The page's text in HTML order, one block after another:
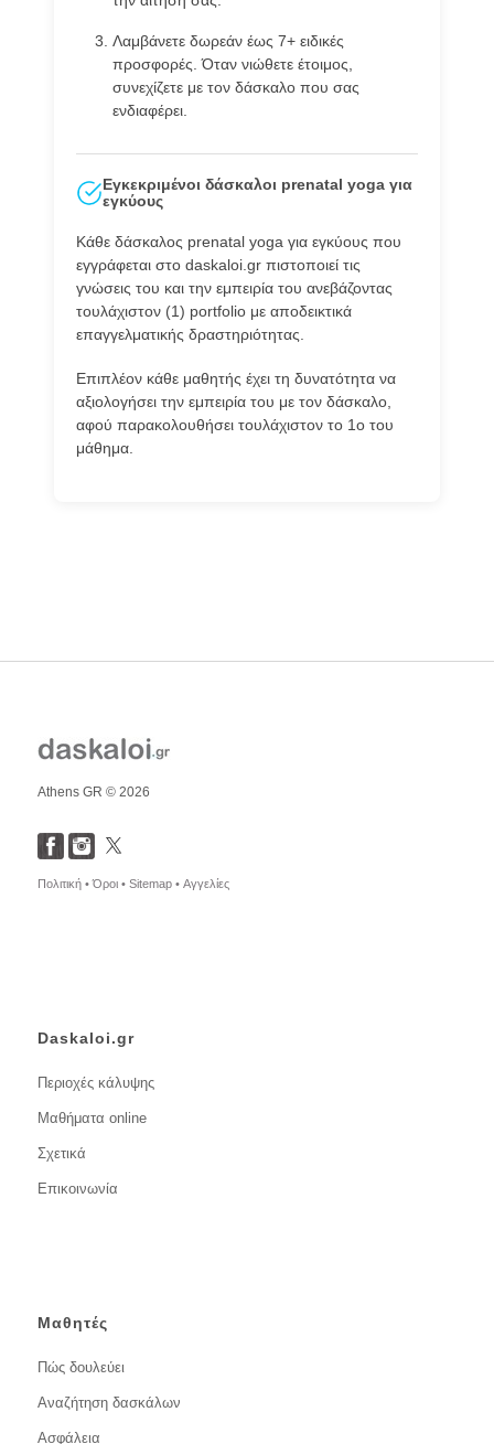
Λαμβάνετε δωρεάν έως 7+ ειδικές
προσφορές. Όταν νιώθετε έτοιμος,
συνεχίζετε με τον δάσκαλο που σας
ενδιαφέρει.
Εγκεκριμένοι δάσκαλοι prenatal yoga για
εγκύους
Κάθε δάσκαλος prenatal yoga για εγκύους που
εγγράφεται στο daskaloi.gr πιστοποιεί τις
γνώσεις του και την εμπειρία του ανεβάζοντας
τουλάχιστον (1) portfolio με αποδεικτικά
επαγγελματικής δραστηριότητας.
Επιπλέον κάθε μαθητής έχει τη δυνατότητα να
αξιολογήσει την εμπειρία του με τον δάσκαλο,
αφού παρακολουθήσει τουλάχιστον το 1ο του
μάθημα.
Athens GR © 2026
Πολιτική •Όροι • Sitemap • Αγγελίες
Daskaloi.gr
Περιοχές κάλυψης
Μαθήματα online
Σχετικά
Επικοινωνία
Μαθητές
Πώς δουλεύει
Αναζήτηση δασκάλων
Ασφάλεια